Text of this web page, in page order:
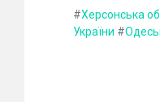
#Херсонська
України #